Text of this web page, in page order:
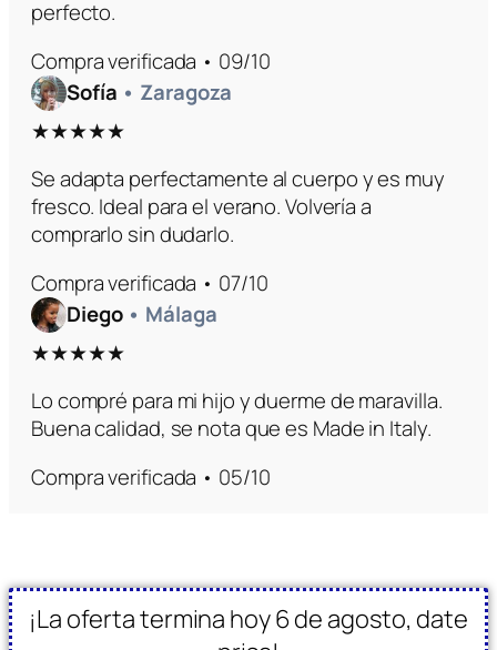
perfecto.
Compra verificada • 09/10
Sofía • Zaragoza
★★★★★
Se adapta perfectamente al cuerpo y es muy
fresco. Ideal para el verano. Volvería a
comprarlo sin dudarlo.
Compra verificada • 07/10
Diego • Málaga
★★★★★
Lo compré para mi hijo y duerme de maravilla.
Buena calidad, se nota que es Made in Italy.
Compra verificada • 05/10
¡La oferta termina hoy 6 de agosto, date